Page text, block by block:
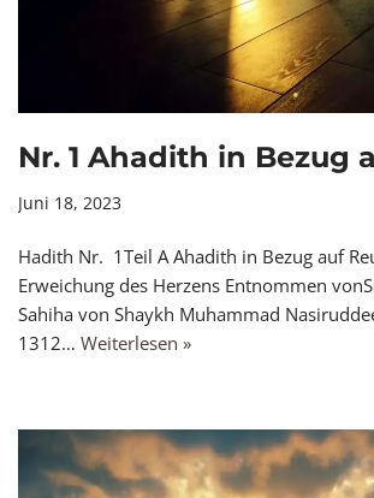
Nr. 1 Ahadith in Bezug
Juni 18, 2023
Hadith Nr. 1Teil A Ahadith in Bezug auf
Erweichung des Herzens Entnommen
Sahiha von Shaykh Muhammad
1312… Weiterlesen »